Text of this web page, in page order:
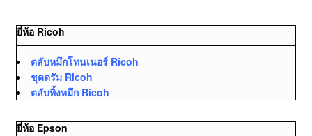
ยี่ห้อ Ricoh
ตลับหมึกโทนเนอร์ Ricoh
ชุดดรัม Ricoh
ตลับทิ้งหมึก Ricoh
ยี่ห้อ Epson